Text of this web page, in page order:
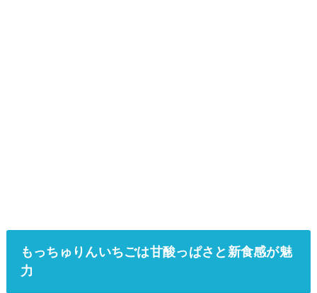
もっちゅりんいちごは甘酸っぱさと新食感が魅
力